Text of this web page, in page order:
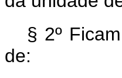
§ 2º
de: